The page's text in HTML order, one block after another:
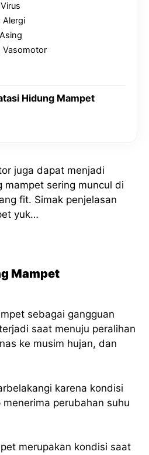
Alergi
Vasomotor
Hidung Mampet
juga dapat menjadi
mampet sering muncul di
fit. Simak penjelasan
yuk…
Mampet
sebagai gangguan
saat menuju peralihan
ke musim hujan, dan
karena kondisi
perubahan suhu
merupakan kondisi saat